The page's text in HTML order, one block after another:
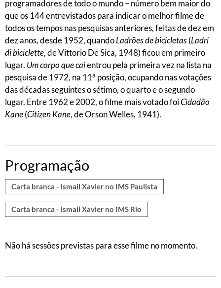
programadores de todo o mundo – número bem maior do
que os 144 entrevistados para indicar o melhor filme de
todos os tempos nas pesquisas anteriores, feitas de dez em
dez anos, desde 1952, quandoLadrões de bicicletas(Ladri
di biciclette, de Vittorio De Sica, 1948) ficou em primeiro
lugar. Um corpo que caientrou pela primeira vez na lista na
pesquisa de 1972, na 11a posição, ocupando nas votações
das décadas seguintes o sétimo, o quarto e o segundo
lugar. Entre 1962 e 2002, o filme mais votado foiCidadão
Kane(Citizen Kane, de Orson Welles, 1941).
Programação
Carta branca - Ismail Xavier no IMS Paulista
Carta branca - Ismail Xavier no IMS Rio
Não há sessões previstas para esse filme no momento.